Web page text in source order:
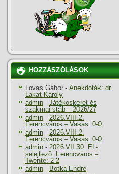
HOZZÁSZÓLÁSOK
Lovas Gábor - Anekdoták: dr.
Lakat Károly
admin - Játékoskeret és
szakmai stáb – 2026/27
admin - 2026.VIII.2.
Ferencváros – Vasas: 0-0
admin - 2026.VIII.2.
Ferencváros – Vasas: 0-0
admin - 2026.VII.30. EL-
selejtező: Ferencváros –
Twente: 2-2
admin - Botka Endre